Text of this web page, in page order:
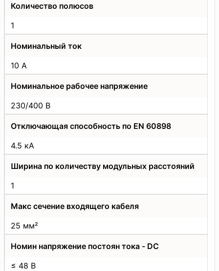
Количество полюсов
1
Номинальный ток
10 А
Номинальное рабочее напряжение
230/400 В
Отключающая способность по EN 60898
4.5 кА
Ширина по количеству модульных расстояний
1
Макс сечение входящего кабеля
25 мм²
Номин напряжение постоян тока - DC
≤ 48 В